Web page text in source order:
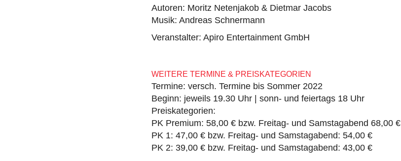
Autoren: Moritz Netenjakob & Dietmar Jacobs
Musik: Andreas Schnermann
Veranstalter: Apiro Entertainment GmbH
WEITERE TERMINE & PREISKATEGORIEN
Termine: versch. Termine bis Sommer 2022
Beginn: jeweils 19.30 Uhr | sonn- und feiertags 18 Uhr
Preiskategorien:
PK Premium: 58,00 € bzw. Freitag- und Samstagabend 68,00 €
PK 1: 47,00 € bzw. Freitag- und Samstagabend: 54,00 €
PK 2: 39,00 € bzw. Freitag- und Samstagabend: 43,00 €